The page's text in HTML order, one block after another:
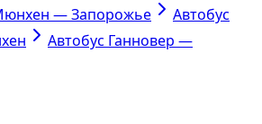
— Запорожье
Автобус
Автобус Ганновер —